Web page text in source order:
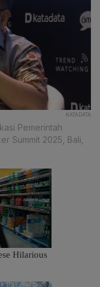
KATADATA
Pemerintah
Summit 2025, Bali,